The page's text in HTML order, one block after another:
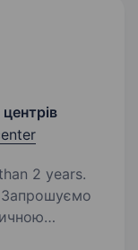
Ця роль —…
2 years.